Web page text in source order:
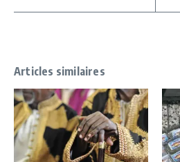
Articles similaires